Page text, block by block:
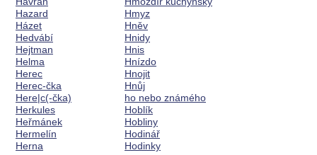
Hazard
Házet
Hedvábí
Hejtman
Helma
Herec
Herec-čka
Here|c(-čka)
Herkules
Heřmánek
Hermelín
Herna
Hmyz
Hněv
Hnidy
Hnis
Hnízdo
Hnojit
Hnůj
ho nebo známého
Hoblík
Hobliny
Hodinář
Hodinky